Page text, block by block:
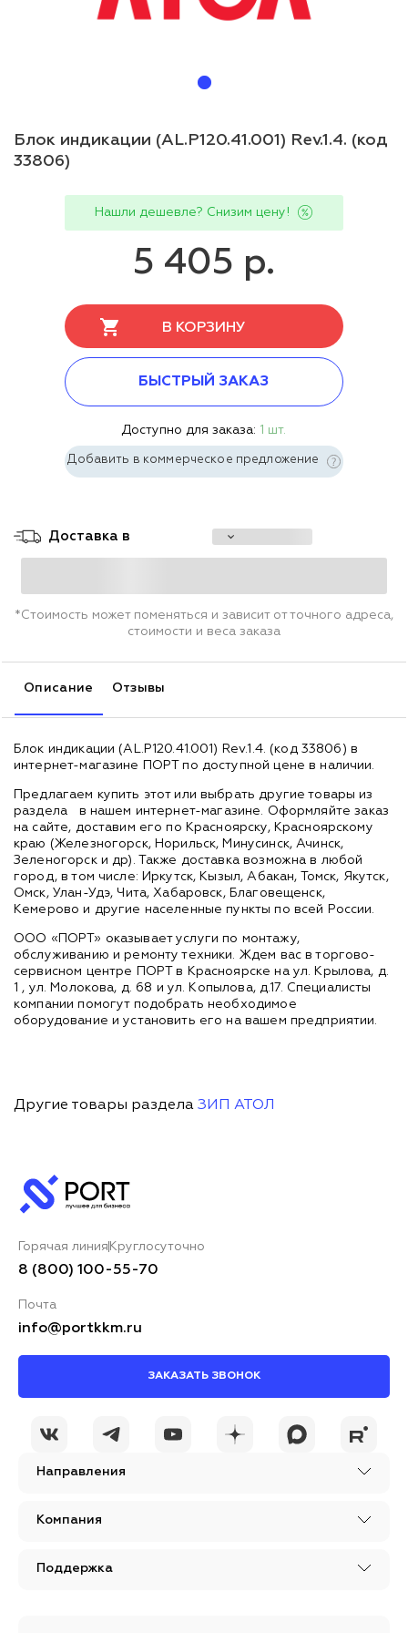
Блок индикации (AL.P120.41.001) Rev.1.4. (код
33806)
Нашли дешевле? Снизим цену!
5 405 р.
В КОРЗИНУ
БЫСТРЫЙ ЗАКАЗ
Доступно для заказа: 1 шт.
Добавить в коммерческое предложение
Доставка в
*Стоимость может поменяться и зависит от точного адреса,
стоимости и веса заказа
Описание Отзывы
Блок индикации (AL.P120.41.001) Rev.1.4. (код 33806) в
интернет-магазине ПОРТ по доступной цене в наличии.
Предлагаем купить этот или выбрать другие товары из
раздела
в нашем интернет-магазине. Оформляйте заказ
на сайте, доставим его по Красноярску, Красноярскому
краю (Железногорск, Норильск, Минусинск, Ачинск,
Зеленогорск и др). Также доставка возможна в любой
город, в том числе: Иркутск, Кызыл, Абакан, Томск, Якутск,
Омск, Улан-Удэ, Чита, Хабаровск, Благовещенск,
Кемерово и другие населенные пункты по всей России.
ООО «ПОРТ» оказывает услуги по монтажу,
обслуживанию и ремонту техники. Ждем вас в торгово-
сервисном центре ПОРТ в Красноярске на ул. Крылова, д.
1 , ул. Молокова, д. 68 и ул. Копылова, д.17. Специалисты
компании помогут подобрать необходимое
оборудование и установить его на вашем предприятии.
Другие товары раздела ЗИП АТОЛ
Направления
Компания
Поддержка
Горячая линия Круглосуточно
8 (800) 100-55-70
Почта
info@portkkm.ru
ЗАКАЗАТЬ ЗВОНОК